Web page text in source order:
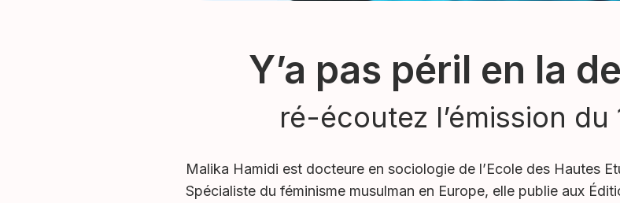
Y’a pas péril en la
ré-écoutez l’émission du
Malika Hamidi est docteure en sociologie de l’Ecole des Hautes
Spécialiste du féminisme musulman en Europe, elle publie aux